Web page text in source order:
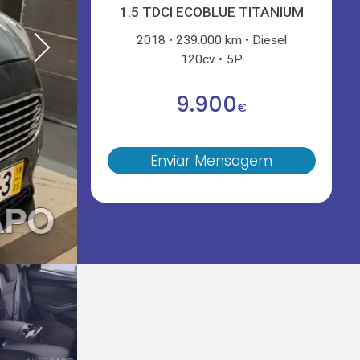
1.5 TDCI ECOBLUE TITANIUM
2018 239.000 km
Diesel
120cv
5P
9.900€
Enviar Mensagem